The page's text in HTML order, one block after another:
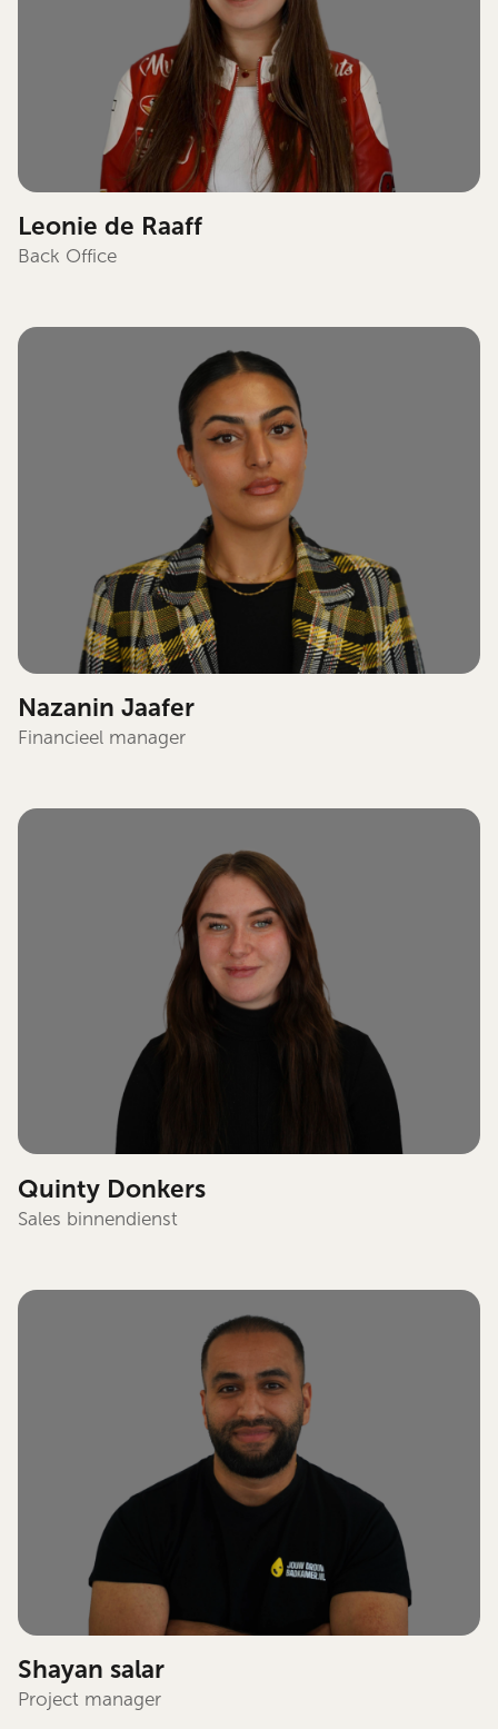
Leonie de Raaff
Back Office
Nazanin Jaafer
Financieel manager
Quinty Donkers
Sales binnendienst
Shayan salar
Project manager